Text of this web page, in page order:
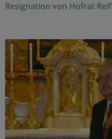
Resignation von Hofrat Reif